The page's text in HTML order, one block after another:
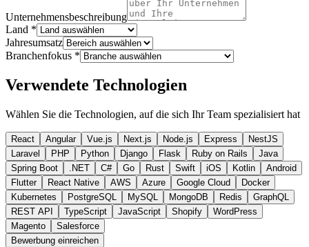
Unternehmensbeschreibung
Land *
Jahresumsatz
Branchenfokus *
Verwendete Technologien
Wählen Sie die Technologien, auf die sich Ihr Team spezialisiert hat
React Angular Vue.js Next.js Node.js Express
NestJS
Laravel
PHP Python Django Flask Ruby on Rails
Java
Spring Boot
.NET C# Go Rust Swift iOS Kotlin
Android
Flutter
React Native AWS Azure Google Cloud
Docker
Kubernetes
PostgreSQL MySQL MongoDB Redis
GraphQL
REST API
TypeScript JavaScript Shopify
WordPress
Magento
Salesforce
Bewerbung einreichen